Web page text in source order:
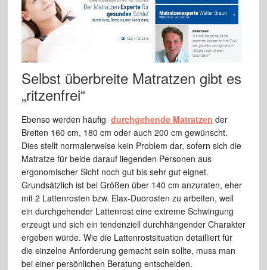
Selbst überbreite Matratzen gibt es
„ritzenfrei“
Ebenso werden häufig durchgehende Matratzen der
Breiten 160 cm, 180 cm oder auch 200 cm gewünscht.
Dies stellt normalerweise kein Problem dar, sofern sich die
Matratze für beide darauf liegenden Personen aus
ergonomischer Sicht noch gut bis sehr gut eignet.
Grundsätzlich ist bei Größen über 140 cm anzuraten, eher
mit 2 Lattenrosten bzw. Elax-Duorosten zu arbeiten, weil
ein durchgehender Lattenrost eine extreme Schwingung
erzeugt und sich ein tendenziell durchhängender Charakter
ergeben würde. Wie die Lattenrostsituation detailliert für
die einzelne Anforderung gemacht sein sollte, muss man
bei einer persönlichen Beratung entscheiden.